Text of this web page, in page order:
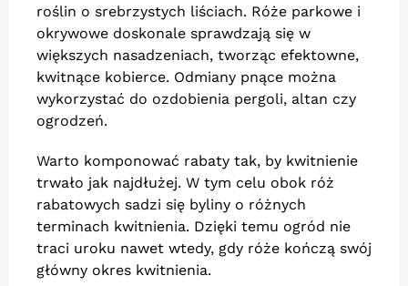
roślin o srebrzystych liściach. Róże parkowe i
okrywowe doskonale sprawdzają się w
większych nasadzeniach, tworząc efektowne,
kwitnące kobierce. Odmiany pnące można
wykorzystać do ozdobienia pergoli, altan czy
ogrodzeń.
Warto komponować rabaty tak, by kwitnienie
trwało jak najdłużej. W tym celu obok róż
rabatowych sadzi się byliny o różnych
terminach kwitnienia. Dzięki temu ogród nie
traci uroku nawet wtedy, gdy róże kończą swój
główny okres kwitnienia.